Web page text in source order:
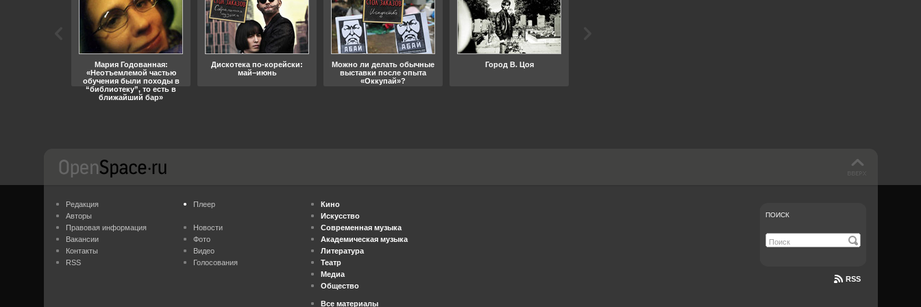
Мария Годованная:
«Неотъемлемой частью
обучения были походы в
“библиотеку”, то есть в
ближайший бар»
Дискотека по-корейски:
май–июнь
Можно ли делать обычные
выставки после опыта
«Оккупай»?
Город В. Цоя
Редакция
Авторы
Правовая информация
Вакансии
Контакты
RSS
Плеер
Новости
Фото
Видео
Голосования
Кино
Искусство
Современная музыка
Академическая музыка
Литература
Театр
Медиа
Общество
Все материалы
ПОИСК
RSS